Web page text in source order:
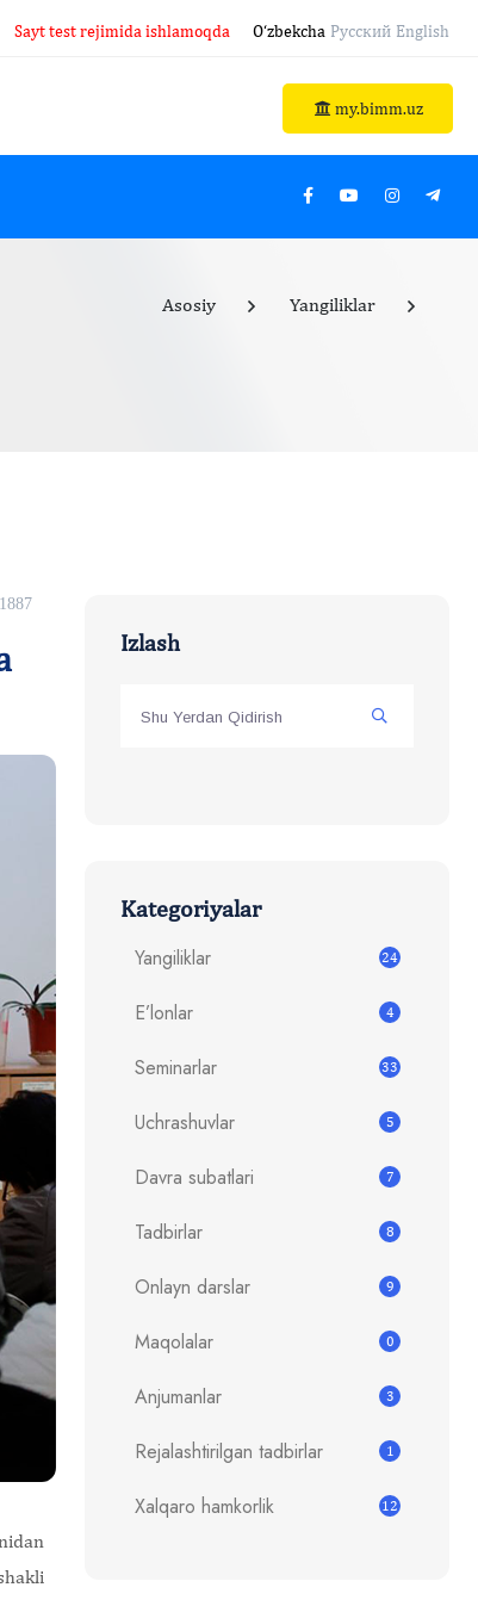
Sayt test rejimida ishlamoqda O‘zbekcha Русский English
my.bimm.uz
Asosiy Yangiliklar
1887
Izlash
Kategoriyalar
Yangiliklar
24
E’lonlar 4
Seminarlar 33
Uchrashuvlar 5
Davra subatlari 7
Tadbirlar 8
Onlayn darslar 9
Maqolalar 0
Anjumanlar 3
Rejalashtirilgan tadbirlar 1
Xalqaro hamkorlik 12